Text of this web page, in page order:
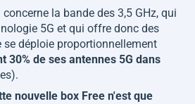
concerne la bande des 3,5 GHz, qui
5G et qui offre donc des
se déploie proportionnellement
30% de ses antennes 5G dans
nouvelle box Free n'est que